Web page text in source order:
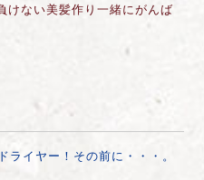
けない美髪作り一緒にがんば
ドライヤー！その前に・・・。